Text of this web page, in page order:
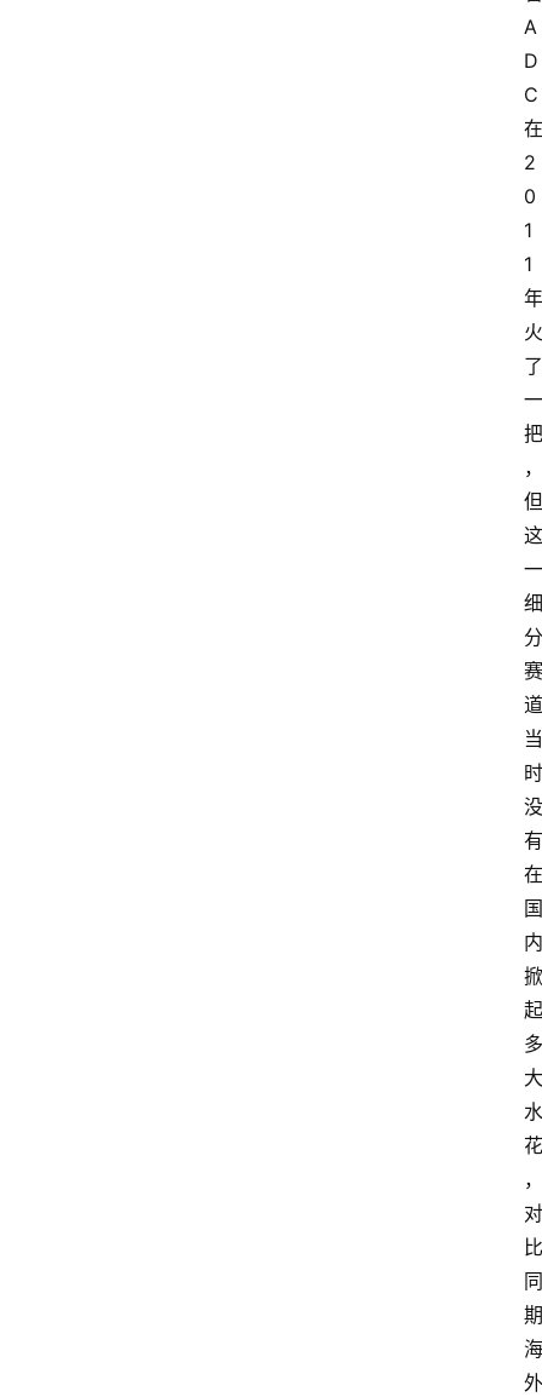
A
D
C
在
2
0
1
1
年
火
了
一
把
，
但
这
一
细
分
赛
道
当
时
没
有
在
国
内
掀
起
多
大
水
花
，
对
比
同
期
海
外